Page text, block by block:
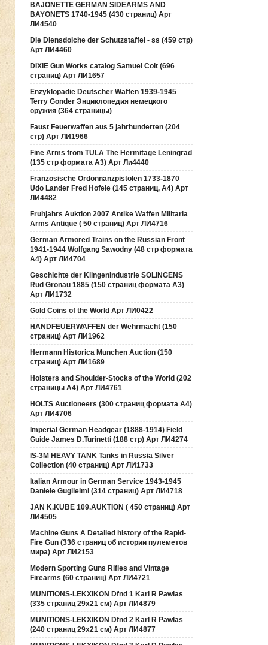
BAJONETTE GERMAN SIDEARMS AND
BAYONETS 1740-1945 (430 страниц) Арт
ЛИ4540
Die Diensdolche der Schutzstaffel - ss (459 стр)
Арт ЛИ4460
DIXIE Gun Works catalog Samuel Colt (696
страниц) Арт ЛИ1657
Enzyklopadie Deutscher Waffen 1939-1945
Terry Gonder Энциклопедия немецкого
оружия (364 страницы)
Faust Feuerwaffen aus 5 jahrhunderten (204
стр) Арт ЛИ1966
Fine Arms from TULA The Hermitage Leningrad
(135 стр формата А3) Арт Ли4440
Franzosische Ordonnanzpistolen 1733-1870
Udo Lander Fred Hofele (145 страниц, А4) Арт
ЛИ4482
Fruhjahrs Auktion 2007 Antike Waffen Militaria
Arms Antique ( 50 страниц) Арт ЛИ4716
German Armored Trains on the Russian Front
1941-1944 Wolfgang Sawodny (48 стр формата
А4) Арт ЛИ4704
Geschichte der Klingenindustrie SOLINGENS
Rud Gronau 1885 (150 страниц формата А3)
Арт ЛИ1732
Gold Coins of the World Арт ЛИ0422
HANDFEUERWAFFEN der Wehrmacht (150
страниц) Арт ЛИ1962
Hermann Historica Munchen Auction (150
страниц) Арт ЛИ1689
Holsters and Shoulder-Stocks of the World (202
страницы А4) Арт ЛИ4761
HOLTS Auctioneers (300 страниц формата А4)
Арт ЛИ4706
Imperial German Headgear (1888-1914) Field
Guide James D.Turinetti (188 cтр) Арт ЛИ4274
IS-3M HEAVY TANK Tanks in Russia Silver
Collection (40 страниц) Арт ЛИ1733
Italian Armour in German Service 1943-1945
Daniele Guglielmi (314 страниц) Арт ЛИ4718
JAN K.KUBE 109.AUKTION ( 450 страниц) Арт
ЛИ4505
Machine Guns A Detailed history of the Rapid-
Fire Gun (336 страниц об истории пулеметов
мира) Арт ЛИ2153
Modern Sporting Guns Rifles and Vintage
Firearms (60 страниц) Арт ЛИ4721
MUNITIONS-LEKXIKON Dfnd 1 Karl R Pawlas
(335 страниц 29х21 см) Арт ЛИ4879
MUNITIONS-LEKXIKON Dfnd 2 Karl R Pawlas
(240 страниц 29х21 см) Арт ЛИ4877